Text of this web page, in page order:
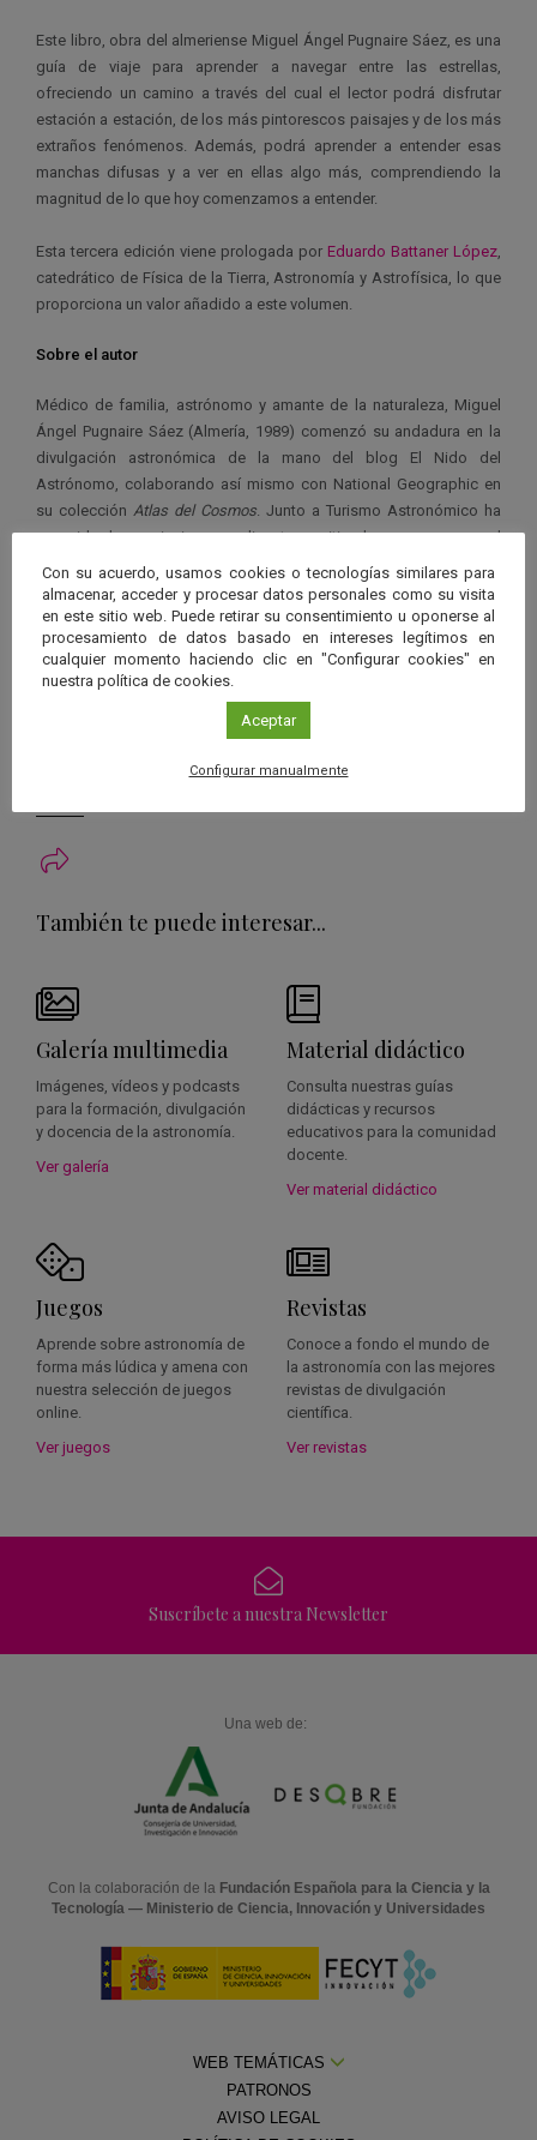
Este libro, obra del almeriense Miguel Ángel Pugnaire Sáez, es una
guía de viaje para aprender a navegar entre las estrellas,
ofreciendo un camino a través del cual el lector podrá disfrutar
estación a estación, de los más pintorescos paisajes y de los más
extraños fenómenos. Además, podrá aprender a entender esas
manchas difusas y a ver en ellas algo más, comprendiendo la
magnitud de lo que hoy comenzamos a entender.
Esta tercera edición viene prologada por Eduardo Battaner López
catedrático de Física de la Tierra, Astronomía y Astrofísica, lo que
proporciona un valor añadido a este volumen.
Sobre el autor
Médico de familia, astrónomo y amante de la naturaleza, Miguel
Ángel Pugnaire Sáez (Almería, 1989) comenzó su andadura en la
divulgación astronómica de la mano del blog El Nido del
Astrónomo, colaborando así mismo con National Geographic en
su colección Atlas del Cosmos . Junto a Turismo Astronómico ha
recorrido la provincia granadina transmitiendo su amor por el
Cosmos a la población, tratando de plasmarlo ahora en estas
páginas de una manera cercana y práctica.
Autor:Miguel Ángel Pugnaire Sáez
Editorial:Sonámbulos Ediciones
978-84-122040-2-5
Pixabay
También te puede interesar...
Galería multimedia
Imágenes, vídeos y podcasts
para la formación, divulgación
y docencia de la astronomía.
Ver galería
Material didáctico
Consulta nuestras guías
didácticas y recursos
educativos para la comunidad
docente.
Ver material didáctico
Juegos
Aprende sobre astronomía de
forma más lúdica y amena con
nuestra selección de juegos
online.
Ver juegos
Revistas
Conoce a fondo el mundo de
la astronomía con las mejores
revistas de divulgación
científica.
Ver revistas
Suscríbete a nuestra Newsletter
Una web de:
Con la colaboración de la Fundación Española para la Ciencia y la
Tecnología — Ministerio de Ciencia, Innovación y Universidades
WEB TEMÁTICAS
PATRONOS
AVISO LEGAL
Con su acuerdo, usamos cookies o tecnologías similares para
almacenar, acceder y procesar datos personales como su visita
en este sitio web. Puede retirar su consentimiento u oponerse al
procesamiento de datos basado en intereses legítimos en
cualquier momento haciendo clic en "Configurar cookies" en
nuestra política de cookies.
Aceptar
Configurar manualmente